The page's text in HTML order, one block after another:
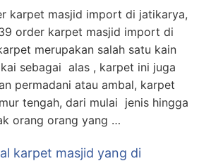
karpet masjid import di jatikarya,
order karpet masjid import di
merupakan salah satu kain
sebagai alas , karpet ini juga
permadani atau ambal, karpet
tengah, dari mulai jenis hingga
orang orang yang …
karpet masjid yang di